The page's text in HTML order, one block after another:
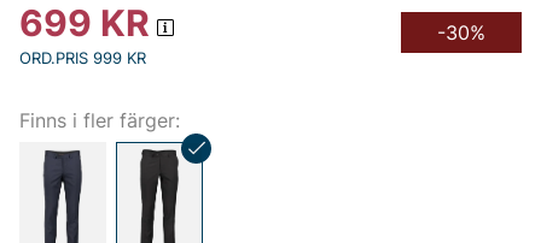
699 KR
ORD.PRIS 999 KR
-30%
Finns i fler färger: